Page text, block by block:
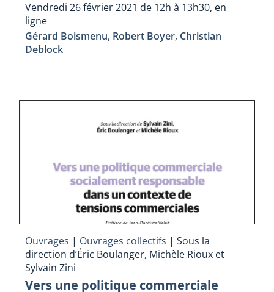
Vendredi 26 février 2021 de 12h à 13h30, en
ligne
Gérard Boismenu, Robert Boyer, Christian
Deblock
Ouvrages | Ouvrages collectifs | Sous la
direction d’Éric Boulanger, Michèle Rioux et
Sylvain Zini
Vers une politique commerciale